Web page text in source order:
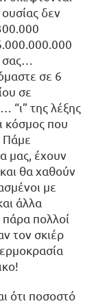
δεν
σε 6
σε
“ι” της λέξης
κόσμος που
Πάμε
μας, έχουν
θα χαθούν
με
άλλα
πολλοί
τον σκιέρ
ότι ποσοστό